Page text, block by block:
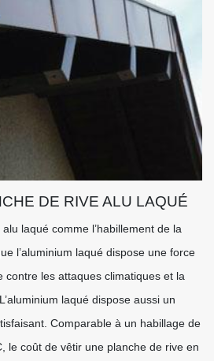
DE RIVE ALU LAQUÉ
laqué comme l’habillement de la
l’aluminium laqué dispose une force
contre les attaques climatiques et la
laqué dispose aussi un
Comparable à un habillage de
le coût de vêtir une planche de rive en